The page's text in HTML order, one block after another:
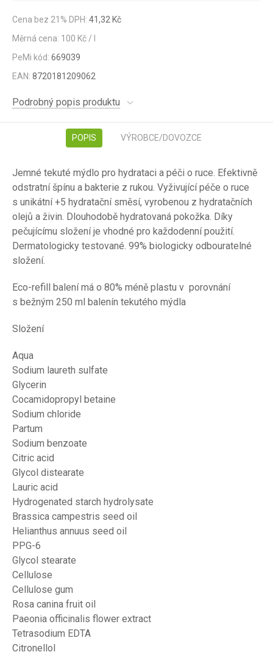
Cena bez 21% DPH: 41,32 Kč
Měrná cena: 100 Kč / l
PeMi kód: 669039
EAN: 8720181209062
Podrobný popis produktu
POPIS VÝROBCE/DOVOZCE
Jemné tekuté mýdlo pro hydrataci a péči o ruce. Efektivně
odstratní špínu a bakterie z rukou. Vyživující péče o ruce
s unikátní +5 hydratační směsí, vyrobenou z hydratačních
olejů a živin. Dlouhodobě hydratovaná pokožka. Díky
pečujícímu složení je vhodné pro každodenní použití.
Dermatologicky testované. 99% biologicky odbouratelné
složení.
Eco-refill balení má o 80% méně plastu v porovnání
s bežným 250 ml balenín tekutého mýdla
Složení
Aqua
Sodium laureth sulfate
Glycerin
Cocamidopropyl betaine
Sodium chloride
Partum
Sodium benzoate
Citric acid
Glycol distearate
Lauric acid
Hydrogenated starch hydrolysate
Brassica campestris seed oil
Helianthus annuus seed oil
PPG-6
Glycol stearate
Cellulose
Cellulose gum
Rosa canina fruit oil
Paeonia officinalis flower extract
Tetrasodium EDTA
Citronellol